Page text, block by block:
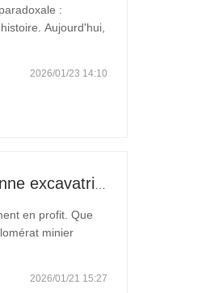
:
Aujourd'hui,
2026/01/23 14:10
en profit. Que
minier
2026/01/21 15:27